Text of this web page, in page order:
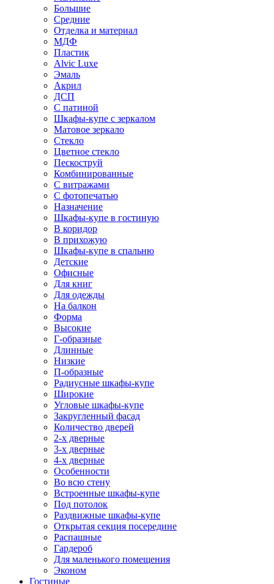
Большие
Средние
Отделка и материал
МДФ
Пластик
Alvic Luxe
Эмаль
Акрил
ДСП
С патиной
Шкафы-купе с зеркалом
Матовое зеркало
Стекло
Цветное стекло
Пескоструй
Комбинированные
С витражами
С фотопечатью
Назначение
Шкафы-купе в гостиную
В коридор
В прихожую
Шкафы-купе в спальню
Детские
Офисные
Для книг
Для одежды
На балкон
Форма
Высокие
Г-образные
Длинные
Низкие
П-образные
Радиусные шкафы-купе
Широкие
Угловые шкафы-купе
Закругленный фасад
Количество дверей
2-х дверные
3-х дверные
4-х дверные
Особенности
Во всю стену
Встроенные шкафы-купе
Под потолок
Раздвижные шкафы-купе
Открытая секция посередине
Распашные
Гардероб
Для маленького помещения
Эконом
Гостиные